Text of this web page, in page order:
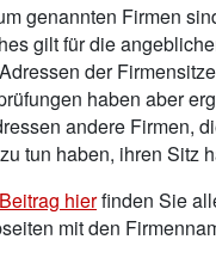
genannten Firmen
gilt für die
der
haben aber
andere Firmen,
tun haben, ihren Sitz
Beitrag hierfinden Sie
mit den